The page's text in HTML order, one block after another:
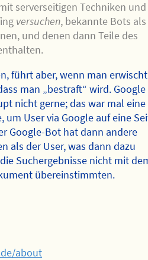
serverseitigen Techniken und
versuchen, bekannte Bots als
und denen dann Teile des
führt aber, wenn man erwischt
man „bestraft“ wird. Google
nicht gerne; das war mal eine
um User via Google auf eine
Google-Bot hat dann andere
als der User, was dann dazu
Suchergebnisse nicht mit
übereinstimmten.
about